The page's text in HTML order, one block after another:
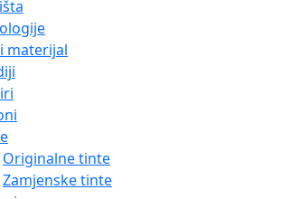
materijal
Originalne tinte
Zamjenske tinte